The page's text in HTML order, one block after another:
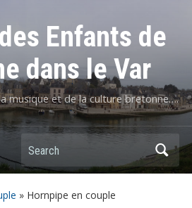
Enfants de
dans le Var
musique et de la culture bretonne….
» Hornpipe en couple